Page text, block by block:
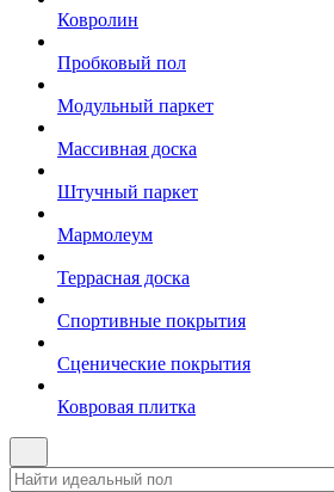
Ковролин
Пробковый пол
Модульный паркет
Массивная доска
Штучный паркет
Мармолеум
Террасная доска
Спортивные покрытия
Сценические покрытия
Ковровая плитка